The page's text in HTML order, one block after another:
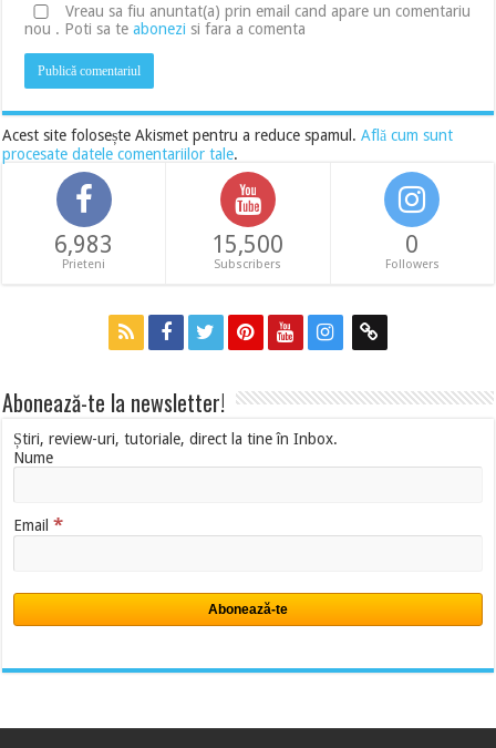
Vreau sa fiu anuntat(a) prin email cand apare un comentariu
nou . Poti sa teabonezi si fara a comenta
Acest site folosește Akismet pentru a reduce spamul.Află cum sunt
procesate datele comentariilor tale.
6,983
Prieteni
15,500
Subscribers
0
Followers
Abonează-te la newsletter!
Știri, review-uri, tutoriale, direct la tine în Inbox.
Nume
Email*